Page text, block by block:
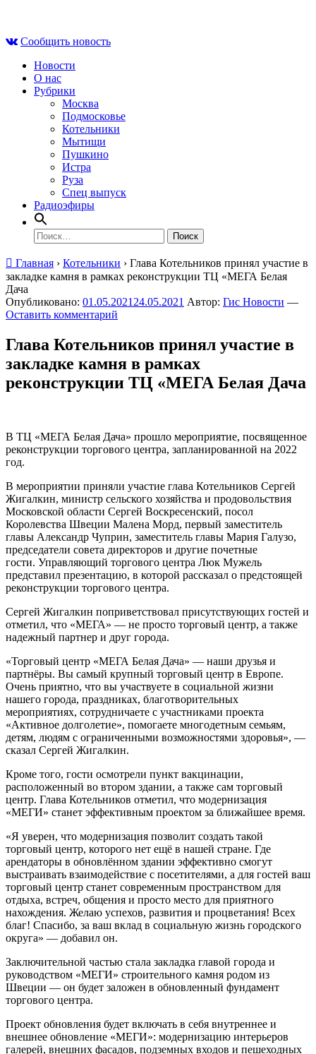
contentСообщить новость
Новости
О нас
Рубрики
Москва
Подмосковье
Котельники
Мытищи
Пушкино
Истра
Руза
Спец выпуск
Радиоэфиры
Найти:
Главная › Котельники › Глава Котельников принял участие в
закладке камня в рамках реконструкции ТЦ «МЕГА Белая
Дача
Опубликовано: 01.05.2021 24.05.2021 Автор: Гис Новости —
Оставить комментарий
Глава Котельников принял участие в
закладке камня в рамках
реконструкции ТЦ «МЕГА Белая Дача
В ТЦ «МЕГА Белая Дача» прошло мероприятие, посвященное
реконструкции торгового центра, запланированной на 2022
год.
В мероприятии приняли участие глава Котельников Сергей
Жигалкин, министр сельского хозяйства и продовольствия
Московской области Сергей Воскресенский, посол
Королевства Швеции Малена Морд, первый заместитель
главы Александр Чуприн, заместитель главы Мария Галузо,
председатели совета директоров и другие почетные
гости. Управляющий торгового центра Люк Мужель
представил презентацию, в которой рассказал о предстоящей
реконструкции торгового центра.
Сергей Жигалкин поприветствовал присутствующих гостей и
отметил, что «МЕГА» — не просто торговый центр, а также
надежный партнер и друг города.
«Торговый центр «МЕГА Белая Дача» — наши друзья и
партнёры. Вы самый крупный торговый центр в Европе.
Очень приятно, что вы участвуете в социальной жизни
нашего города, праздниках, благотворительных
мероприятиях, сотрудничаете с участниками проекта
«Активное долголетие», помогаете многодетным семьям,
детям, людям с ограниченными возможностями здоровья», —
сказал Сергей Жигалкин.
Кроме того, гости осмотрели пункт вакцинации,
расположенный во втором здании, а также сам торговый
центр. Глава Котельников отметил, что модернизация
«МЕГИ» станет эффективным проектом за ближайшее время.
«Я уверен, что модернизация позволит создать такой
торговый центр, которого нет ещё в нашей стране. Где
арендаторы в обновлённом здании эффективно смогут
выстраивать взаимодействие с посетителями, а для гостей ваш
торговый центр станет современным пространством для
отдыха, встреч, общения и просто место для приятного
нахождения. Желаю успехов, развития и процветания! Всех
благ! Спасибо, за ваш вклад в социальную жизнь городского
округа» — добавил он.
Заключительной частью стала закладка главой города и
руководством «МЕГИ» строительного камня родом из
Швеции — он будет заложен в обновленный фундамент
торгового центра.
Проект обновления будет включать в себя внутреннее и
внешнее обновление «МЕГИ»: модернизацию интерьеров
галерей, внешних фасадов, подземных входов и пешеходных